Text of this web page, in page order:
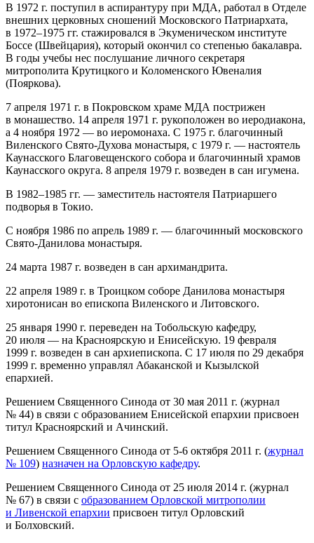
В 1972 г. поступил в аспирантуру при МДА, работал в Отделе
внешних церковных сношений Московского Патриархата,
в 1972–1975 гг. стажировался в Экуменическом институте
Боссе (Швейцария), который окончил со степенью бакалавра.
В годы учебы нес послушание личного секретаря
митрополита Крутицкого и Коломенского Ювеналия
(Пояркова).
7 апреля 1971 г. в Покровском храме МДА пострижен
в монашество. 14 апреля 1971 г. рукоположен во иеродиакона,
а 4 ноября 1972 — во иеромонаха. С 1975 г. благочинный
Виленского Свято-Духова монастыря, с 1979 г. — настоятель
Каунасского Благовещенского собора и благочинный храмов
Каунасского округа. 8 апреля 1979 г. возведен в сан игумена.
В 1982–1985 гг. — заместитель настоятеля Патриаршего
подворья в Токио.
С ноября 1986 по апрель 1989 г. — благочинный московского
Свято-Данилова монастыря.
24 марта 1987 г. возведен в сан архимандрита.
22 апреля 1989 г. в Троицком соборе Данилова монастыря
хиротонисан во епископа Виленского и Литовского.
25 января 1990 г. переведен на Тобольскую кафедру,
20 июля — на Красноярскую и Енисейскую. 19 февраля
1999 г. возведен в сан архиепископа. С 17 июля по 29 декабря
1999 г. временно управлял Абаканской и Кызылской
епархией.
Решением Священного Синода от 30 мая 2011 г. (журнал
№ 44) в связи с образованием Енисейской епархии присвоен
титул Красноярский и Ачинский.
Решением Священного Синода от 5-6 октября 2011 г. (журнал
№ 109) назначен на Орловскую кафедру.
Решением Священного Синода от 25 июля 2014 г. (журнал
№ 67) в связи с образованием Орловской митрополии
и Ливенской епархии присвоен титул Орловский
и Болховский.